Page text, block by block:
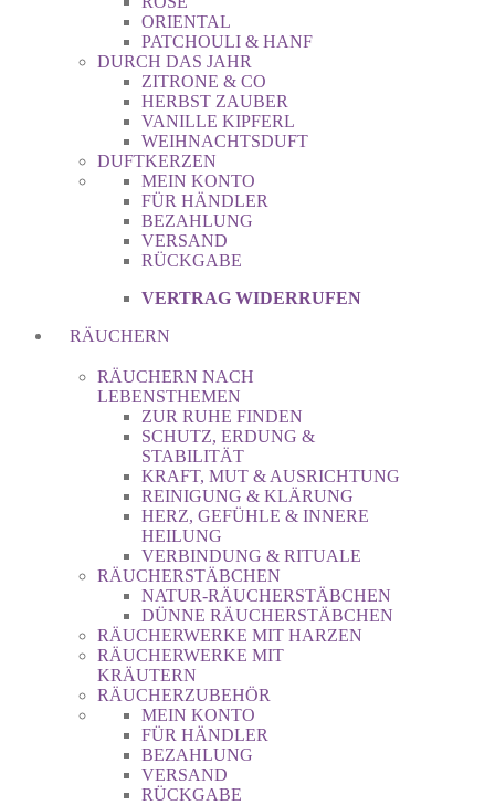
ORIENTAL
PATCHOULI & HANF
DURCH DAS JAHR
ZITRONE & CO
HERBST ZAUBER
VANILLE KIPFERL
WEIHNACHTSDUFT
DUFTKERZEN
MEIN KONTO
FÜR HÄNDLER
BEZAHLUNG
VERSAND
RÜCKGABE
VERTRAG WIDERRUFEN
RÄUCHERN
RÄUCHERN NACH
LEBENSTHEMEN
ZUR RUHE FINDEN
SCHUTZ, ERDUNG &
STABILITÄT
KRAFT, MUT & AUSRICHTUNG
REINIGUNG & KLÄRUNG
HERZ, GEFÜHLE & INNERE
HEILUNG
VERBINDUNG & RITUALE
RÄUCHERSTÄBCHEN
NATUR-RÄUCHERSTÄBCHEN
DÜNNE RÄUCHERSTÄBCHEN
RÄUCHERWERKE MIT HARZEN
RÄUCHERWERKE MIT
KRÄUTERN
RÄUCHERZUBEHÖR
MEIN KONTO
FÜR HÄNDLER
BEZAHLUNG
VERSAND
RÜCKGABE